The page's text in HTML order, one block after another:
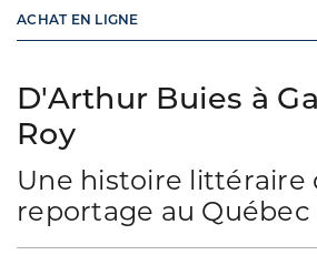
D'Arthur Buies à
Roy
Une histoire littéraire
reportage au Québec
ACHAT EN LIGNE